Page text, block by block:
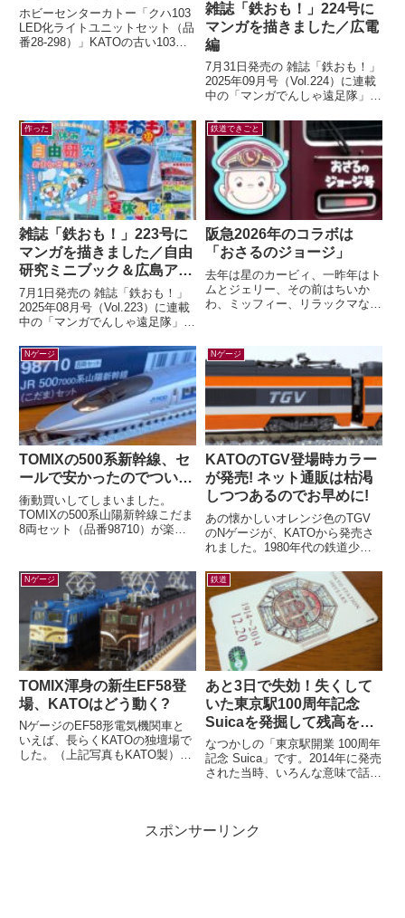
ホビーセンターカトー「クハ103
LED化ライトユニットセット（品
番28-298）」KATOの古い103系
雑誌「鉄おも！」224号に
マンガを描きました／広電
編
7月31日発売の 雑誌「鉄おも！」
2025年09月号（Vol.224）に連載
中の「マンガでんしゃ遠足隊」最
の路面電車で いくぜ！広...
作った
雑誌「鉄おも！」223号に
マンガを描きました／自由
研究ミニブック＆広島アス
トラムライン編
7月1日発売の 雑誌「鉄おも！」
2025年08月号（Vol.223）に連載
中の「マンガでんしゃ遠足隊」最
トラムラインにのって広島お...
鉄道できごと
阪急2026年のコラボは
「おさるのジョージ」
去年は星のカービィ、一昨年はト
ムとジェリー、その前はちいか
わ、ミッフィー、リラックマなど
のコラボレー...
Nゲージ
TOMIXの500系新幹線、セ
ールで安かったのでつい…
衝動買いしてしまいました。
TOMIXの500系山陽新幹線こだま
8両セット（品番98710）が楽天
は...
Nゲージ
KATOのTGV登場時カラー
が発売! ネット通販は枯渇
しつつあるのでお早めに!
あの懐かしいオレンジ色のTGV
のNゲージが、KATOから発売さ
れました。1980年代の鉄道少年
ったのが、この初代TGV。フラ
ンスの...
Nゲージ
TOMIX渾身の新生EF58登
場、KATOはどう動く?
NゲージのEF58形電気機関車と
いえば、長らくKATOの独壇場で
した。（上記写真もKATO製）す
鉄道
あと3日で失効！失くして
いた東京駅100周年記念
Suicaを発掘して残高を確
認したら…
なつかしの「東京駅開業 100周年
記念 Suica」です。2014年に発売
された当時、いろんな意味で話題
スポンサーリンク